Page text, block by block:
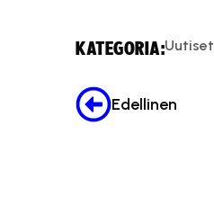
KATEGORIA:Uutiset
Edellinen